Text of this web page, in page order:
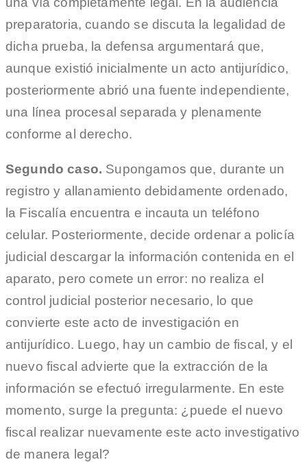
preparatoria, cuando se discuta la legalidad de
dicha prueba, la defensa argumentará que,
aunque existió inicialmente un acto antijurídico,
posteriormente abrió una fuente independiente,
una línea procesal separada y plenamente
conforme al derecho.
Segundo caso. Supongamos que, durante un
registro y allanamiento debidamente ordenado,
la Fiscalía encuentra e incauta un teléfono
celular. Posteriormente, decide ordenar a policía
judicial descargar la información contenida en el
aparato, pero comete un error: no realiza el
control judicial posterior necesario, lo que
convierte este acto de investigación en
antijurídico. Luego, hay un cambio de fiscal, y el
nuevo fiscal advierte que la extracción de la
información se efectuó irregularmente. En este
momento, surge la pregunta: ¿puede el nuevo
fiscal realizar nuevamente este acto investigativo
de manera legal?